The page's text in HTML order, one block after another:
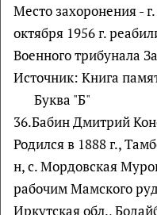
Место захоронения -
октября 1956 г.
Военного трибунала
Источник: Книга
Буква "Б"
36.Бабин Дмитрий
Родился в 1888 г.,
н, с. Мордовская
рабочим Мамского
Иркутская обл.,